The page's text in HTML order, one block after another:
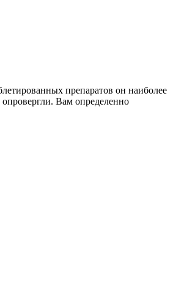
препаратов он наиболее
опровергли. Вам определенно